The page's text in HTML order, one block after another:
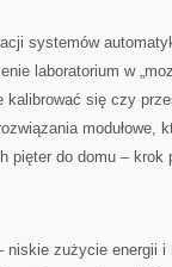
systemów
laboratorium w
się czy
modułowe,
pięter do domu –
niskie zużycie energii